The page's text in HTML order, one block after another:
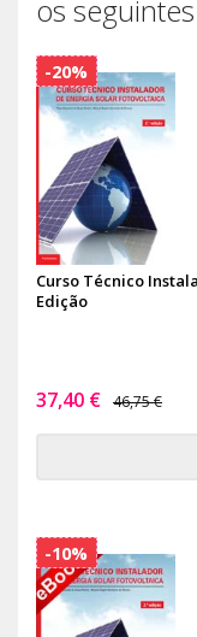
os seguintes
Curso Técnico
Edição
37,40 € 46,75 €
-20%
-10%